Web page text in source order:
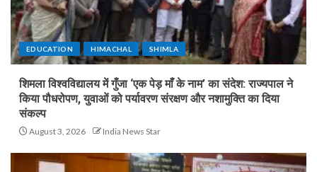
EDUCATION HIMACHAL SHIMLA
शिमला विश्वविद्यालय में गुँजा ‘एक पेड़ माँ के नाम’ का संदेश: राज्यपाल ने
किया पौधरोपण, युवाओं को पर्यावरण संरक्षण और नशामुक्ति का दिया
संकल्प
August 3, 2026 India News Star